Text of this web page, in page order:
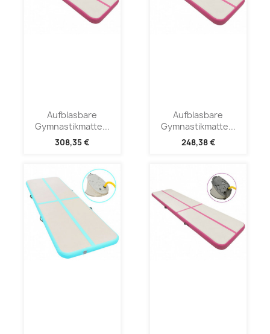
Aufblasbare
Gymnastikmatte...
308,35 €
Aufblasbare
Gymnastikmatte...
248,38 €